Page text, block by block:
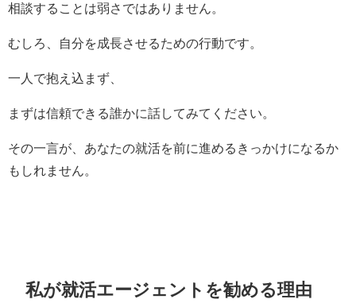
相談することは弱さではありません。
むしろ、自分を成長させるための行動です。
一人で抱え込まず、
まずは信頼できる誰かに話してみてください。
その一言が、あなたの就活を前に進めるきっかけになるか
もしれません。
私が就活エージェントを勧める理由